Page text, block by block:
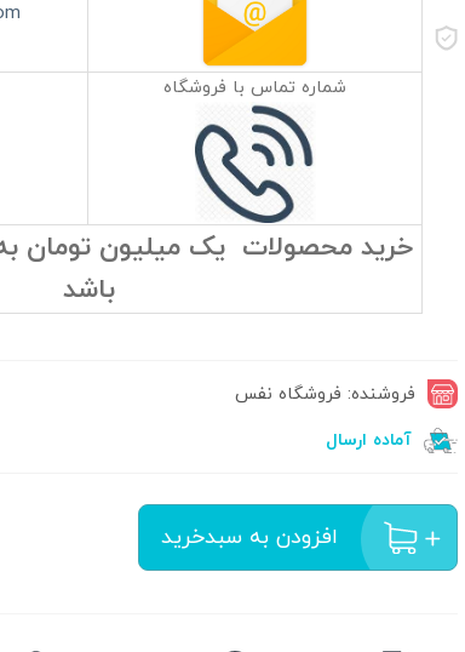
شماره تماس با فروشگاه
خرید محصولات یک میلیون تومان به
باشد
فروشنده: فروشگاه نفس
آماده ارسال
افزودن به سبدخرید